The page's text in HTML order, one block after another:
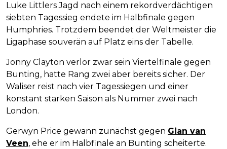
Luke Littlers Jagd nach einem rekordverdächtigen
siebten Tagessieg endete im Halbfinale gegen
Humphries. Trotzdem beendet der Weltmeister die
Ligaphase souverän auf Platz eins der Tabelle.
Jonny Clayton verlor zwar sein Viertelfinale gegen
Bunting, hatte Rang zwei aber bereits sicher. Der
Waliser reist nach vier Tagessiegen und einer
konstant starken Saison als Nummer zwei nach
London.
Gerwyn Price gewann zunächst gegen Gian van
Veen, ehe er im Halbfinale an Bunting scheiterte.